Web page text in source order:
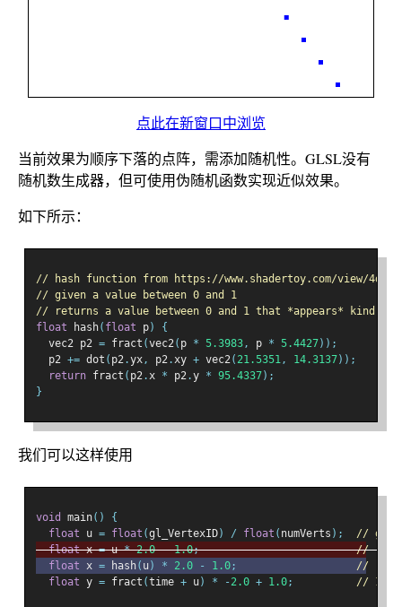
点此在新窗口中浏览
当前效果为顺序下落的点阵，需添加随机性。GLSL没有
随机数生成器，但可使用伪随机函数实现近似效果。
如下所示：
// hash function from https://www.shadertoy.com/view/
// given a value between 0 and 1
// returns a value between 0 and 1 that *appears* kind of
float hash( float p)
{
  vec2 p2
= fract (vec2( p * 5.3983, p * 5.4427));
  p2
+= dot ( p2.yx, p2.xy + vec2( 21.5351, 14.3137));
return fract ( p2.x * p2.y * 95.4337);
}
我们可以这样使用
void main()
{
float u = float (gl_VertexID) / float ( numVerts );
//
float x = u * 2.0 - 1.0;
// -1
float x = hash( u) * 2.0 - 1.0;
//
float y = fract (time + u) * -2.0 + 1.0; // 1.0